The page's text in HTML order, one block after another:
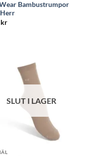
Bambustrumpor
Herr
kr
SLUT I LAGER